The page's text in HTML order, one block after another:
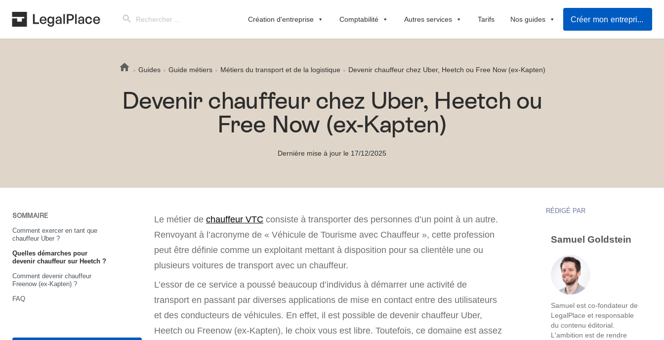
for:
Création d'entreprise Comptabilité Autres services Tarifs Nos guides Créer mon entreprise rapidement
Guides Guide métiers Métiers du transport et de la logistique Devenir chauffeur chez Uber, Heetch ou Free Now (ex-Kapten)
Devenir chauffeur chez Uber, Heetch ou
Free Now (ex-Kapten)
Dernière mise à jour le 17/12/2025
SOMMAIRE
Comment exercer en tant que
chauffeur Uber ?
Quelles démarches pour
devenir chauffeur sur Heetch ?
Comment devenir chauffeur
Freenow (ex-Kapten) ?
FAQ
Le métier de chauffeur VTC consiste à transporter des personnes d’un point à un autre.
Renvoyant à l’acronyme de « Véhicule de Tourisme avec Chauffeur », cette profession
peut être définie comme un exploitant mettant à disposition pour sa clientèle une ou
plusieurs voitures de transport avec un chauffeur.
L’essor de ce service a poussé beaucoup d’individus à démarrer une activité de
transport en passant par diverses applications de mise en contact entre des utilisateurs
et des conducteurs de véhicules. En effet, il est possible de devenir chauffeur Uber,
Heetch ou Freenow (ex-Kapten), le choix vous est libre. Toutefois, ce domaine est assez
RÉDIGÉ PAR
Samuel Goldstein
Samuel est co-fondateur de
LegalPlace et responsable
du contenu éditorial.
L'ambition est de rendre